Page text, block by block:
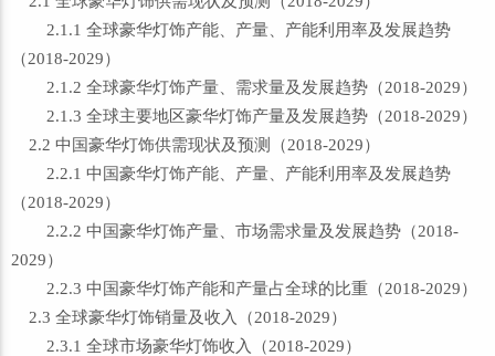
2.1.1 全球豪华灯饰产能、产量、产能利用率及发展趋势
（2018-2029）
2.1.2 全球豪华灯饰产量、需求量及发展趋势（2018-2029）
2.1.3 全球主要地区豪华灯饰产量及发展趋势（2018-2029）
2.2 中国豪华灯饰供需现状及预测（2018-2029）
2.2.1 中国豪华灯饰产能、产量、产能利用率及发展趋势
（2018-2029）
2.2.2 中国豪华灯饰产量、市场需求量及发展趋势（2018-
2029）
2.2.3 中国豪华灯饰产能和产量占全球的比重（2018-2029）
2.3 全球豪华灯饰销量及收入（2018-2029）
2.3.1 全球市场豪华灯饰收入（2018-2029）